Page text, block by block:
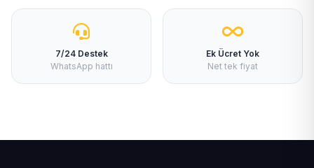
7/24 Destek
WhatsApp hattı
Ek Ücret Yok
Net tek fiyat